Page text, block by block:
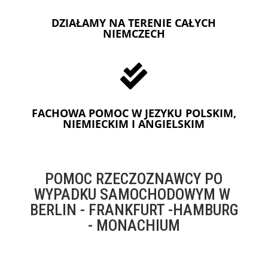
DZIAŁAMY NA TERENIE CAŁYCH
NIEMCZECH

FACHOWA POMOC W JEZYKU POLSKIM,
NIEMIECKIM I ANGIELSKIM
POMOC RZECZOZNAWCY PO
WYPADKU SAMOCHODOWYM W
BERLIN - FRANKFURT -HAMBURG
- MONACHIUM